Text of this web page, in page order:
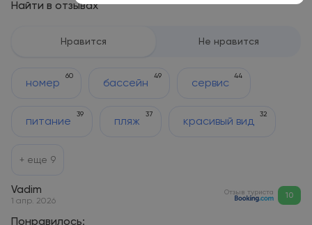
Найти в отзывах
Нравится Не нравится
номер
60
бассейн
49
сервис
44
питание
39
пляж
37
красивый вид
32
+ еще 9
Vadim
1 апр. 2026
Отзыв туриста 10
Понравилось: